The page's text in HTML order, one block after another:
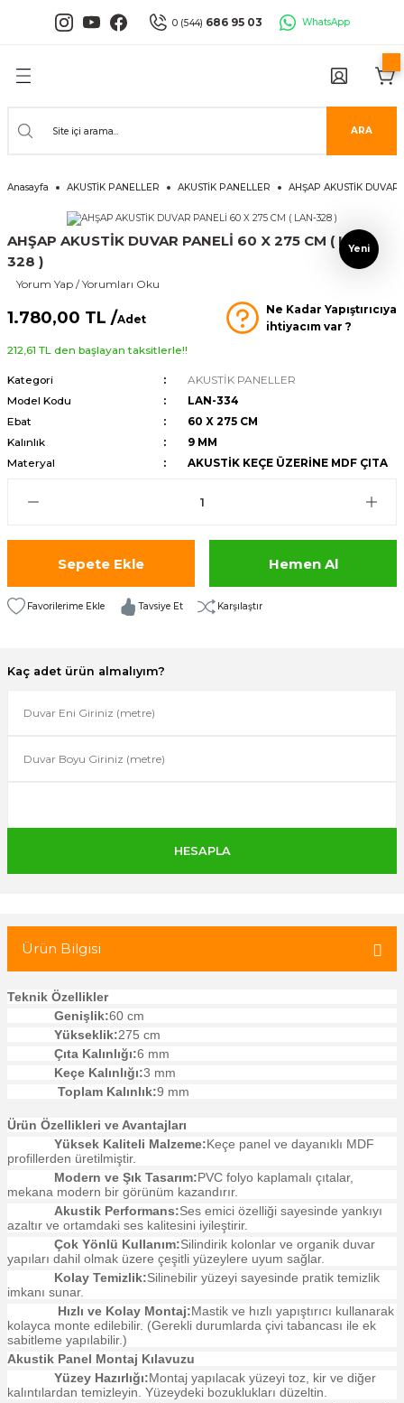
0 (544) 686 95 03 WhatsApp
Geri Dön
Geri Dön
PANELLER
Geri Dön
Geri Dön
Geri Dön
Paneller
Geri Dön
ARA
Anasayfa AKUSTİK PANELLER AKUSTİK PANELLER AHŞAP AKUSTİK
Yeni
AHŞAP AKUSTİK DUVAR PANELİ 60 X 275 CM ( LAN-
328 )
Yorum Yap / Yorumları Oku
1.780,00 TL /Adet
Ne Kadar Yapıştırıcıya
ihtiyacım var ?
212,61 TL den başlayan taksitlerle!!
Kategori
AKUSTİK PANELLER
Model Kodu
LAN-334
Ebat
60 X 275 CM
Kalınlık
9 MM
Materyal
AKUSTİK KEÇE ÜZERİNE MDF ÇITA
Sepete Ekle Hemen Al
Tavsiye Et Karşılaştır
Kaç adet ürün almalıyım?
Ürün Bilgisi
Teknik Özellikler
Genişlik:60 cm
Yükseklik:275 cm
Çıta Kalınlığı:6 mm
Keçe Kalınlığı:3 mm
Toplam Kalınlık:9 mm
Ürün Özellikleri ve Avantajları
Yüksek Kaliteli Malzeme:Keçe panel ve dayanıklı MDF
profillerden üretilmiştir.
Modern ve Şık Tasarım:PVC folyo kaplamalı çıtalar,
mekana modern bir görünüm kazandırır.
Akustik Performans:Ses emici özelliği sayesinde yankıyı
azaltır ve ortamdaki ses kalitesini iyileştirir.
Çok Yönlü Kullanım:Silindirik kolonlar ve organik duvar
yapıları dahil olmak üzere çeşitli yüzeylere uyum sağlar.
Kolay Temizlik:Silinebilir yüzeyi sayesinde pratik temizlik
imkanı sunar.
Hızlı ve Kolay Montaj:Mastik ve hızlı yapıştırıcı kullanarak
kolayca monte edilebilir. (Gerekli durumlarda çivi tabancası ile ek
sabitleme yapılabilir.)
Akustik Panel Montaj Kılavuzu
Yüzey Hazırlığı:Montaj yapılacak yüzeyi toz, kir ve diğer
kalıntılardan temizleyin. Yüzeydeki bozuklukları düzeltin.